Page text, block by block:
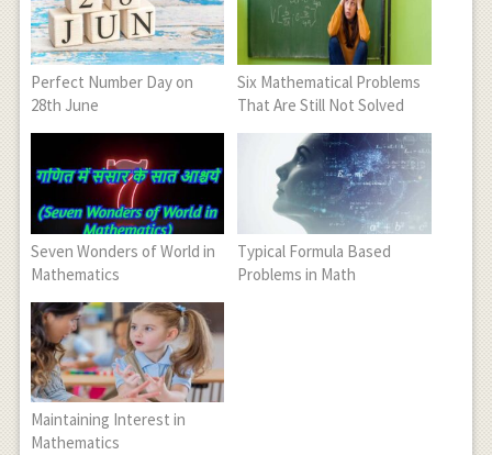
Perfect Number Day on
28th June
Six Mathematical Problems
That Are Still Not Solved
Seven Wonders of World in
Mathematics
Typical Formula Based
Problems in Math
Maintaining Interest in
Mathematics